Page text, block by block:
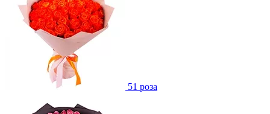
51 роза